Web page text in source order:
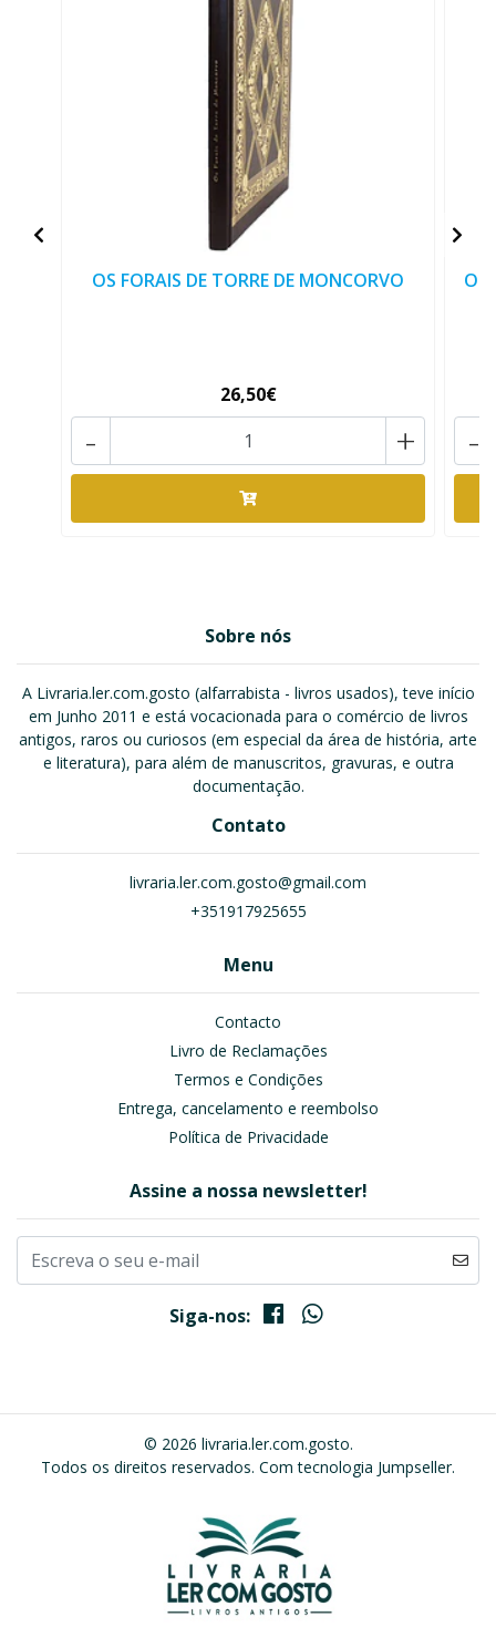
OS FORAIS DE TORRE DE MONCORVO
26,50€
+
-
OS
-
Sobre nós
A Livraria.ler.com.gosto (alfarrabista - livros usados), teve início
em Junho 2011 e está vocacionada para o comércio de livros
antigos, raros ou curiosos (em especial da área de história, arte
e literatura), para além de manuscritos, gravuras, e outra
documentação.
Contato
livraria.ler.com.gosto@gmail.com
+351917925655
Menu
Contacto
Livro de Reclamações
Termos e Condições
Entrega, cancelamento e reembolso
Política de Privacidade
Assine a nossa newsletter!
Siga-nos:
© 2026 livraria.ler.com.gosto.
Todos os direitos reservados. Com tecnologia Jumpseller.